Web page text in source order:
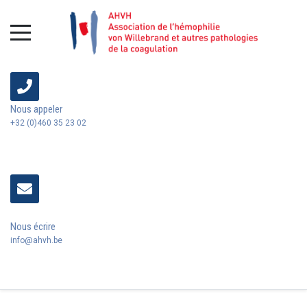
Nous appeler
+32 (0)460 35 23 02
Nous écrire
info@ahvh.be